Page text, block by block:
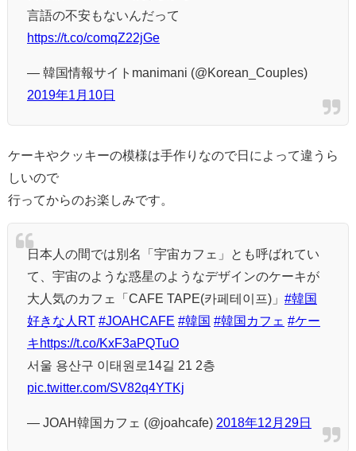
言語の不安もないんだって
https://t.co/comqZ22jGe
— 韓国情報サイトmanimani (@Korean_Couples)
2019年1月10日
ケーキやクッキーの模様は手作りなので日によって違うら
しいので
行ってからのお楽しみです。
日本人の間では別名「宇宙カフェ」とも呼ばれてい
て、宇宙のような惑星のようなデザインのケーキが
大人気のカフェ「CAFE TAPE(카페테이프)」 #韓国
好きな人RT #JOAHCAFE #韓国 #韓国カフェ #ケー
キ https://t.co/KxF3aPQTuO
서울 용산구 이태원로14길 21 2층
pic.twitter.com/SV82q4YTKj
— JOAH韓国カフェ (@joahcafe) 2018年12月29日